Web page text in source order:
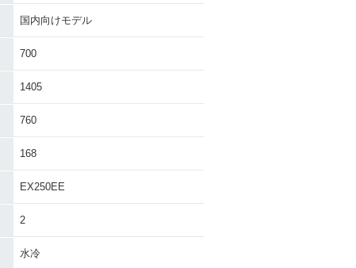
国内向けモデル
700
1405
760
168
EX250EE
2
水冷